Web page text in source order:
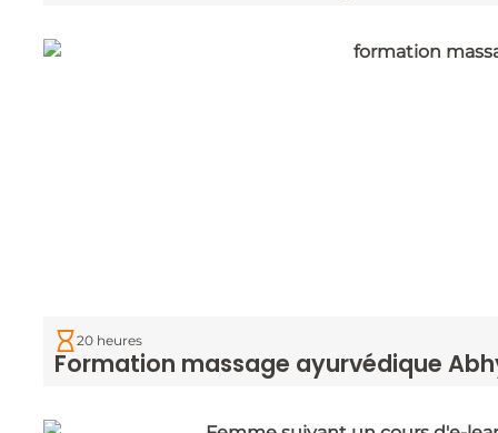
20 heures
Formation massage ayurvédique